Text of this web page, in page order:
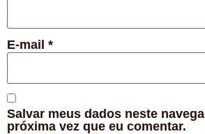
E-mail *
Salvar meus dados neste
próxima vez que eu comentar.